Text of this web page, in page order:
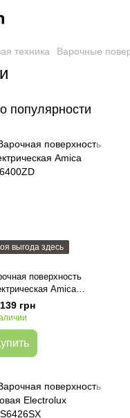
техника Варочные
популярности
выгода здесь
поверхность
Amica
грн